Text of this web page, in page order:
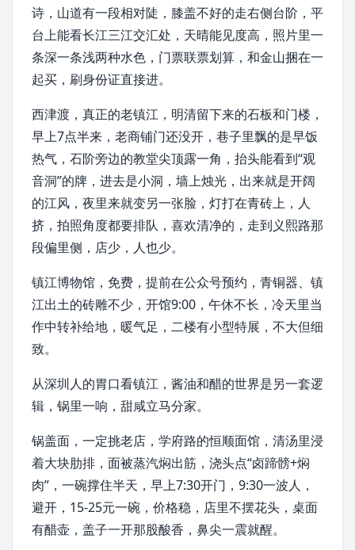
诗，山道有一段相对陡，膝盖不好的走右侧台阶，平
台上能看长江三江交汇处，天晴能见度高，照片里一
条深一条浅两种水色，门票联票划算，和金山捆在一
起买，刷身份证直接进。
西津渡，真正的老镇江，明清留下来的石板和门楼，
早上7点半来，老商铺门还没开，巷子里飘的是早饭
热气，石阶旁边的教堂尖顶露一角，抬头能看到“观
音洞”的牌，进去是小洞，墙上烛光，出来就是开阔
的江风，夜里来就变另一张脸，灯打在青砖上，人
挤，拍照角度都要排队，喜欢清净的，走到义熙路那
段偏里侧，店少，人也少。
镇江博物馆，免费，提前在公众号预约， 青铜器、镇
江出土的砖雕不少，开馆9:00，午休不长，冷天里当
作中转补给地，暖气足，二楼有小型特展，不大但细
致。
从深圳人的胃口看镇江， 酱油和醋的世界是另一套逻
辑，锅里一响，甜咸立马分家。
锅盖面 ，一定挑老店，学府路的恒顺面馆， 清汤里浸
着大块肋排，面被蒸汽焖出筋，浇头点“卤蹄髈+焖
肉”，一碗撑住半天，早上7:30开门，9:30一波人，
避开，15-25元一碗，价格稳，店里不摆花头，桌面
有醋壶，盖子一开那股酸香，鼻尖一震就醒。